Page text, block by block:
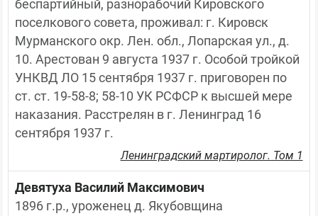
беспартийный, разнорабочий Кировского
поселкового совета, проживал: г. Кировск
Мурманского окр. Лен. обл., Лопарская ул., д.
10. Арестован 9 августа 1937 г. Особой тройкой
УНКВД ЛО 15 сентября 1937 г. приговорен по
ст. ст. 19-58-8; 58-10 УК РСФСР к высшей мере
наказания. Расстрелян в г. Ленинград 16
сентября 1937 г.
Ленинградский мартиролог. Том 1
Девятуха Василий Максимович
1896 г.р., уроженец д. Якубовщина